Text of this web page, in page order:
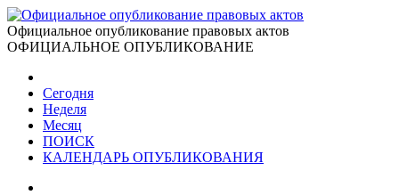
Официальное опубликование правовых актов
ОФИЦИАЛЬНОЕ ОПУБЛИКОВАНИЕ
Сегодня
Неделя
Месяц
ПОИСК
КАЛЕНДАРЬ ОПУБЛИКОВАНИЯ